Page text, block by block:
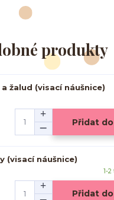
produkty
žalud (visací náušnice)
Přidat
(visací náušnice)
1-
Přidat